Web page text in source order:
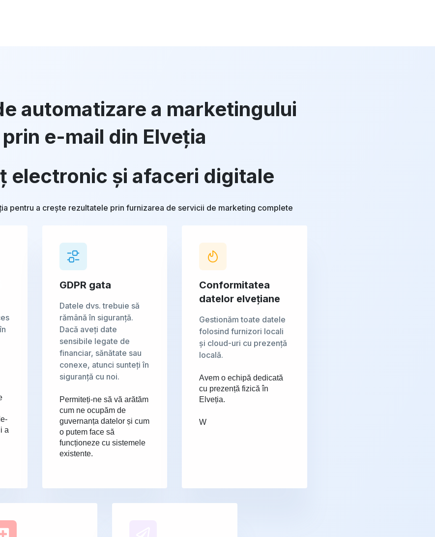
automatizare a marketingului
prin e-mail din Elveția
electronic și afaceri digitale
pentru a crește rezultatele prin furnizarea de servicii de marketing complete
a
GDPR gata
Datele dvs. trebuie să
rămână în siguranță.
Dacă aveți date
sensibile legate de
financiar, sănătate sau
conexe, atunci sunteți în
siguranță cu noi.
Permiteți-ne să vă arătăm
cum ne ocupăm de
guvernanța datelor și cum
o putem face să
funcționeze cu sistemele
existente.
Conformitatea
datelor elvețiane
Gestionăm toate datele
folosind furnizori locali
și cloud-uri cu prezență
locală.
Avem o echipă dedicată
cu prezență fizică în
Elveția.
W